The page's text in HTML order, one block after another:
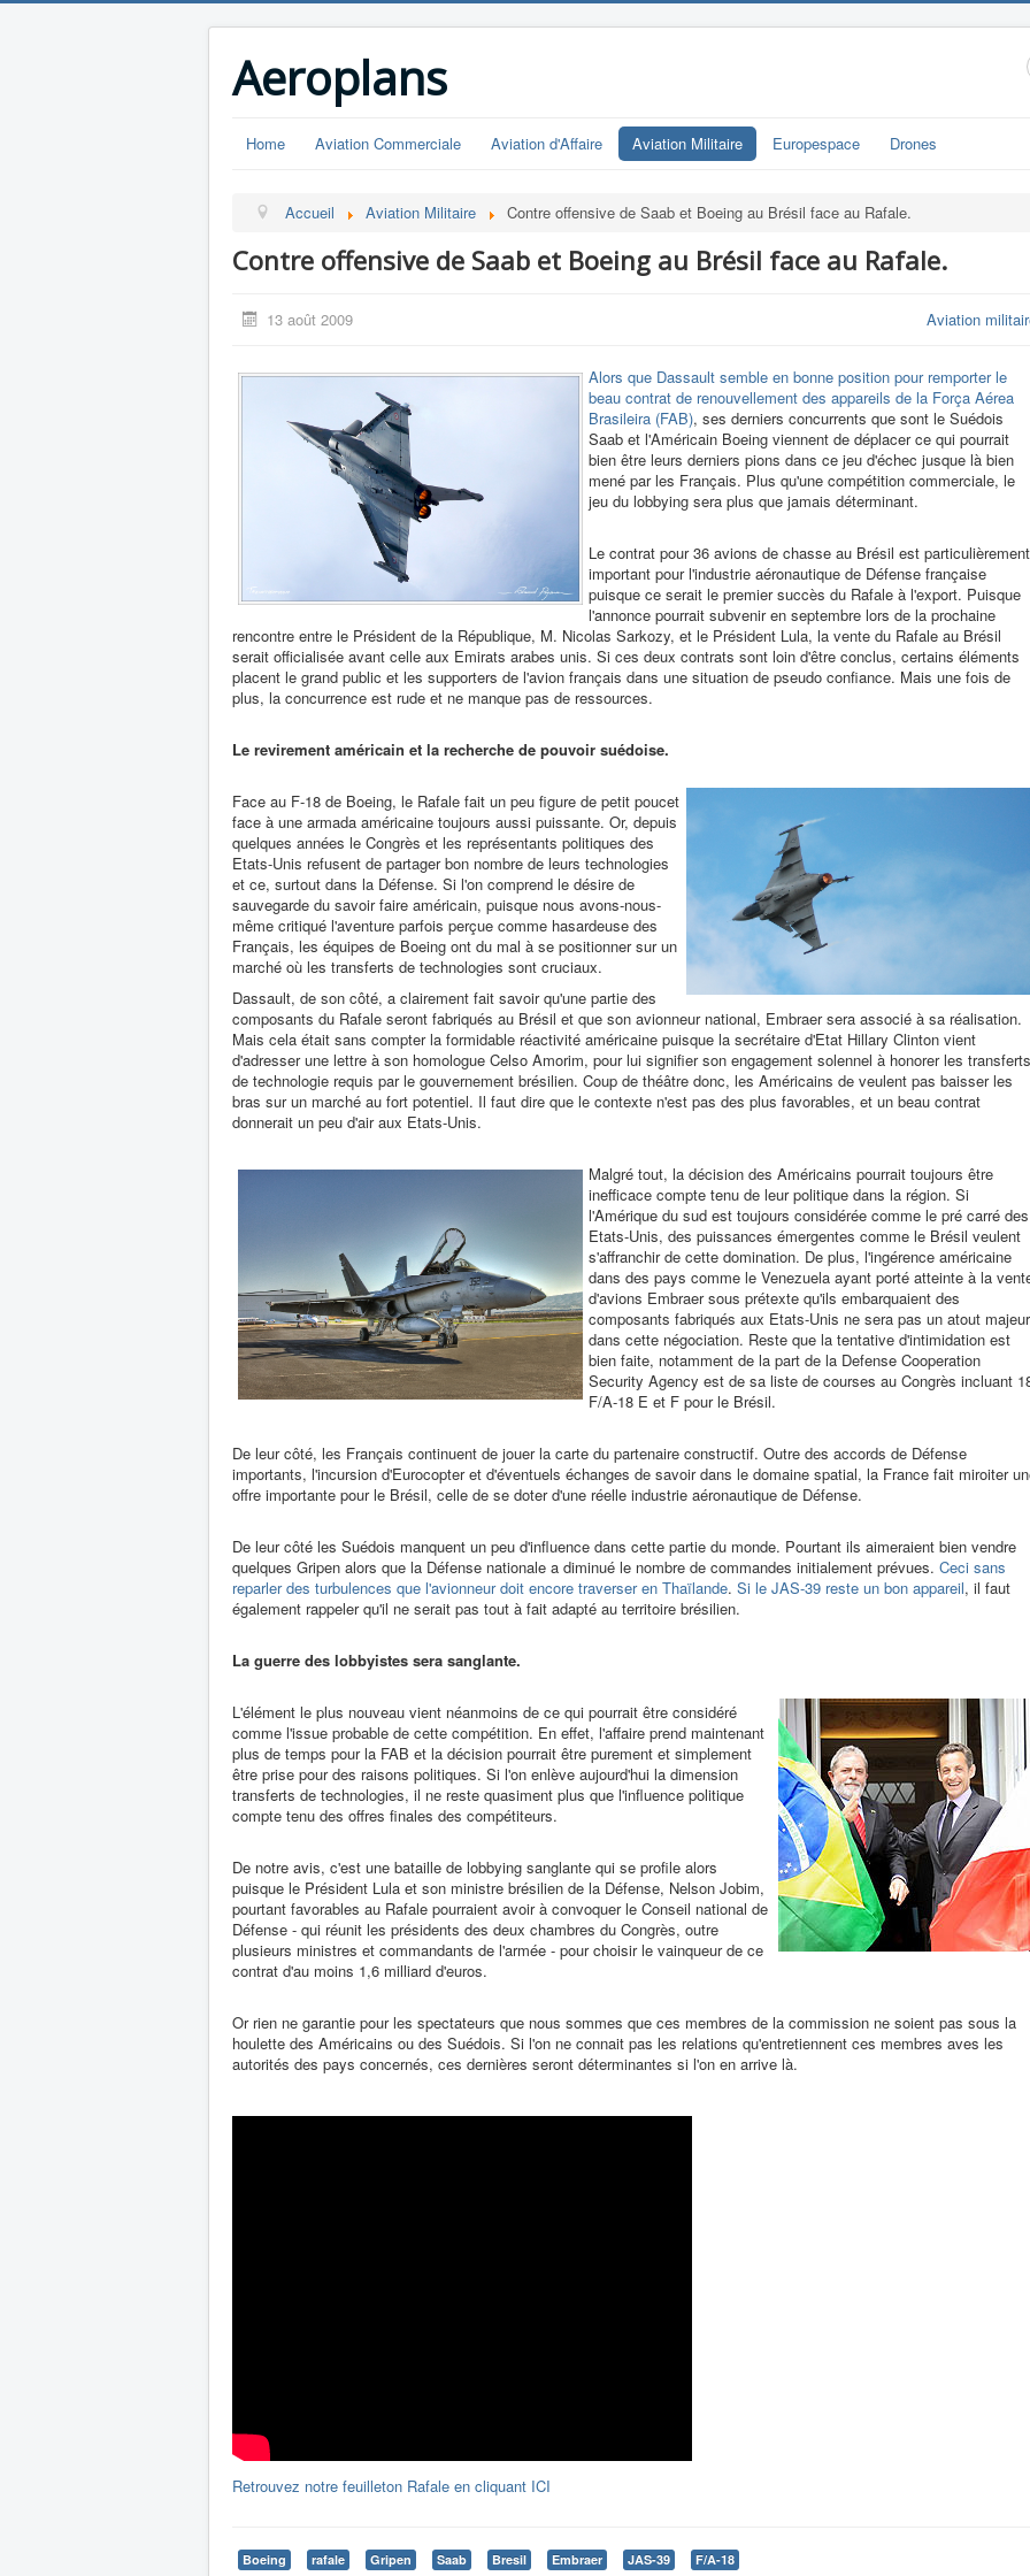
Aeroplans
Home Aviation Commerciale Aviation d'Affaire Aviation Militaire Europespace Drones
Accueil Aviation Militaire Contre offensive de Saab et Boeing au Brésil face au Rafale.
Contre offensive de Saab et Boeing au Brésil face au Rafale.
13 août 2009 Aviation
Alors que Dassault semble en bonne position pour remporter le
beau contrat de renouvellement des appareils de la Força Aérea
Brasileira (FAB), ses derniers concurrents que sont le Suédois
Saab et l'Américain Boeing viennent de déplacer ce qui pourrait
bien être leurs derniers pions dans ce jeu d'échec jusque là bien
mené par les Français. Plus qu'une compétition commerciale, le
jeu du lobbying sera plus que jamais déterminant.
Le contrat pour 36 avions de chasse au Brésil est particulièrement
important pour l'industrie aéronautique de Défense française
puisque ce serait le premier succès du Rafale à l'export. Puisque
l'annonce pourrait subvenir en septembre lors de la prochaine
rencontre entre le Président de la République, M. Nicolas Sarkozy, et le Président Lula, la vente du Rafale au Brésil
serait officialisée avant celle aux Emirats arabes unis. Si ces deux contrats sont loin d'être conclus, certains éléments
placent le grand public et les supporters de l'avion français dans une situation de pseudo confiance. Mais une fois de
plus, la concurrence est rude et ne manque pas de ressources.
Le revirement américain et la recherche de pouvoir suédoise.
Face au F-18 de Boeing, le Rafale fait un peu figure de petit poucet
face à une armada américaine toujours aussi puissante. Or, depuis
quelques années le Congrès et les représentants politiques des
Etats-Unis refusent de partager bon nombre de leurs technologies
et ce, surtout dans la Défense. Si l'on comprend le désire de
sauvegarde du savoir faire américain, puisque nous avons-nous-
même critiqué l'aventure parfois perçue comme hasardeuse des
Français, les équipes de Boeing ont du mal à se positionner sur un
marché où les transferts de technologies sont cruciaux.
Dassault, de son côté, a clairement fait savoir qu'une partie des
composants du Rafale seront fabriqués au Brésil et que son avionneur national, Embraer sera associé à sa réalisation.
Mais cela était sans compter la formidable réactivité américaine puisque la secrétaire d'Etat Hillary Clinton vient
d'adresser une lettre à son homologue Celso Amorim, pour lui signifier son engagement solennel à honorer les transferts
de technologie requis par le gouvernement brésilien. Coup de théâtre donc, les Américains de veulent pas baisser les
bras sur un marché au fort potentiel. Il faut dire que le contexte n'est pas des plus favorables, et un beau contrat
donnerait un peu d'air aux Etats-Unis.
Malgré tout, la décision des Américains pourrait toujours être
inefficace compte tenu de leur politique dans la région. Si
l'Amérique du sud est toujours considérée comme le pré carré des
Etats-Unis, des puissances émergentes comme le Brésil veulent
s'affranchir de cette domination. De plus, l'ingérence américaine
dans des pays comme le Venezuela ayant porté atteinte à la
d'avions Embraer sous prétexte qu'ils embarquaient des
composants fabriqués aux Etats-Unis ne sera pas un atout majeur
dans cette négociation. Reste que la tentative d'intimidation est
bien faite, notamment de la part de la Defense Cooperation
Security Agency est de sa liste de courses au Congrès incluant
F/A-18 E et F pour le Brésil.
De leur côté, les Français continuent de jouer la carte du partenaire constructif. Outre des accords de Défense
importants, l'incursion d'Eurocopter et d'éventuels échanges de savoir dans le domaine spatial, la France fait miroiter
offre importante pour le Brésil, celle de se doter d'une réelle industrie aéronautique de Défense.
De leur côté les Suédois manquent un peu d'influence dans cette partie du monde. Pourtant ils aimeraient bien vendre
quelques Gripen alors que la Défense nationale a diminué le nombre de commandes initialement prévues. Ceci sans
reparler des turbulences que l'avionneur doit encore traverser en Thaïlande. Si le JAS-39 reste un bon appareil, il faut
également rappeler qu'il ne serait pas tout à fait adapté au territoire brésilien.
La guerre des lobbyistes sera sanglante.
L'élément le plus nouveau vient néanmoins de ce qui pourrait être considéré
comme l'issue probable de cette compétition. En effet, l'affaire prend maintenant
plus de temps pour la FAB et la décision pourrait être purement et simplement
être prise pour des raisons politiques. Si l'on enlève aujourd'hui la dimension
transferts de technologies, il ne reste quasiment plus que l'influence politique
compte tenu des offres finales des compétiteurs.
De notre avis, c'est une bataille de lobbying sanglante qui se profile alors
puisque le Président Lula et son ministre brésilien de la Défense, Nelson Jobim,
pourtant favorables au Rafale pourraient avoir à convoquer le Conseil national de
Défense - qui réunit les présidents des deux chambres du Congrès, outre
plusieurs ministres et commandants de l'armée - pour choisir le vainqueur de ce
contrat d'au moins 1,6 milliard d'euros.
Or rien ne garantie pour les spectateurs que nous sommes que ces membres de la commission ne soient pas sous la
houlette des Américains ou des Suédois. Si l'on ne connait pas les relations qu'entretiennent ces membres aves les
autorités des pays concernés, ces dernières seront déterminantes si l'on en arrive là.
Retrouvez notre feuilleton Rafale en cliquant ICI
Boeing rafale Gripen Saab Bresil Embraer JAS-39 F/A-18